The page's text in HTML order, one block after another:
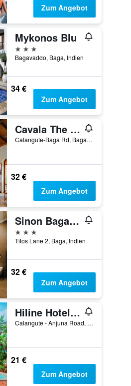
Zum Angebot
Mykonos Blu
3 Sterne
Bagavaddo, Baga, Indien
34 €
Zum Angebot
Cavala The Seaside Resort
Calangute-Baga Rd, Baga, Indien
32 €
Zum Angebot
Sinon Baga Retreat
3 Sterne
Titos Lane 2, Baga, Indien
32 €
Zum Angebot
Hiline Hotels And Resorts
Calangute - Anjuna Road, Baga, Indien
21 €
Zum Angebot